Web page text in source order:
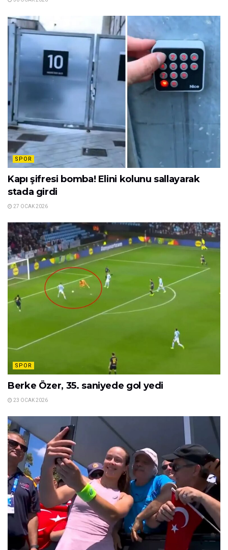
SPOR
Kapı şifresi bomba! Elini kolunu sallayarak
stada girdi
27 OCAK 2026
SPOR
Berke Özer, 35. saniyede gol yedi
23 OCAK 2026